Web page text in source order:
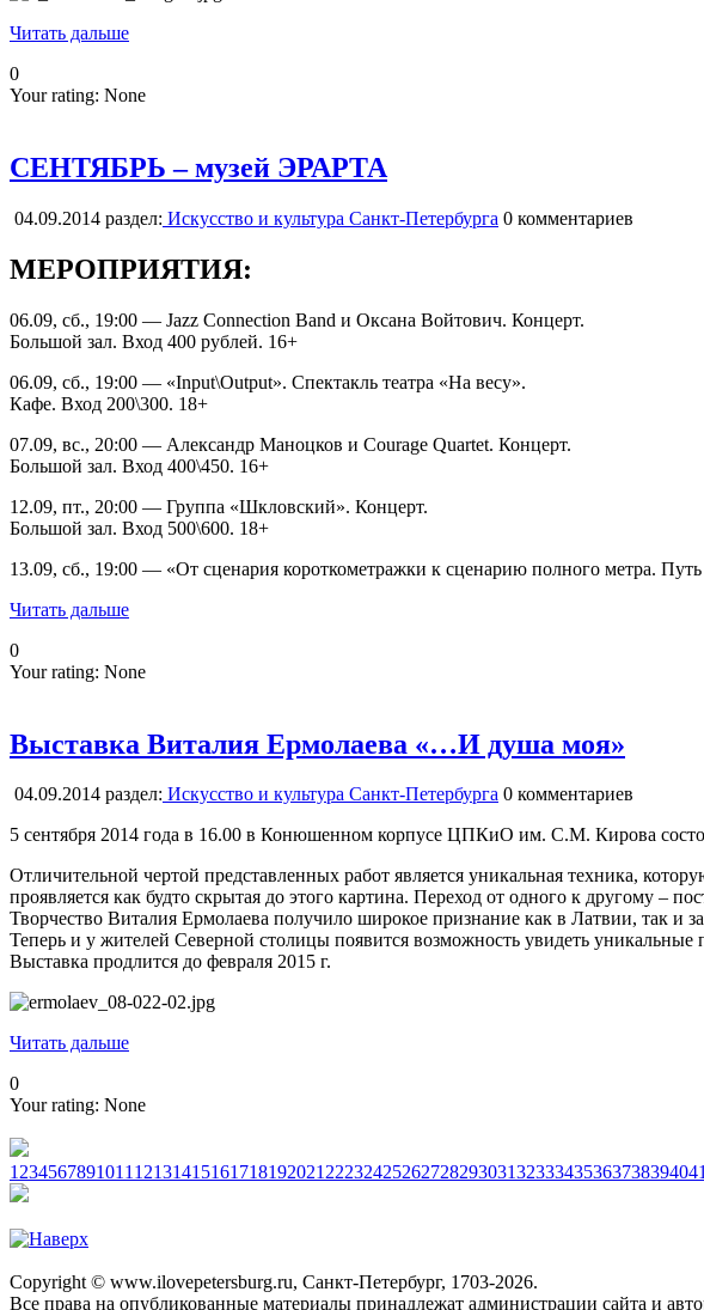
Читать дальше
0
Your rating: None
СЕНТЯБРЬ – музей ЭРАРТА
04.09.2014 раздел: Искусство и культура Санкт-Петербурга 0 комментариев
МЕРОПРИЯТИЯ:
06.09, сб., 19:00 — Jazz Connection Band и Оксана Войтович. Концерт.
Большой зал. Вход 400 рублей. 16+
06.09, сб., 19:00 — «Input\Output». Спектакль театра «На весу».
Кафе. Вход 200\300. 18+
07.09, вс., 20:00 — Александр Маноцков и Courage Quartet. Концерт.
Большой зал. Вход 400\450. 16+
12.09, пт., 20:00 — Группа «Шкловский». Концерт.
Большой зал. Вход 500\600. 18+
13.09, сб., 19:00 — «От сценария короткометражки к сценарию полного метра.
Читать дальше
0
Your rating: None
Выставка Виталия Ермолаева «…И душа моя»
04.09.2014 раздел: Искусство и культура Санкт-Петербурга 0 комментариев
5 сентября 2014 года в 16.00 в Конюшенном корпусе ЦПКиО им. С.М. Кирова
Отличительной чертой представленных работ является уникальная техника,
проявляется как будто скрытая до этого картина. Переход от одного к другому
Творчество Виталия Ермолаева получило широкое признание как в Латвии, так и
Теперь и у жителей Северной столицы появится возможность увидеть уникальные
Выставка продлится до февраля 2015 г.
Читать дальше
0
Your rating: None
12345678910111213141516171819202122232425262728293031323334353637383940
Copyright © www.ilovepetersburg.ru, Санкт-Петербург, 1703-2026.
Все права на опубликованные материалы принадлежат администрации сайта и